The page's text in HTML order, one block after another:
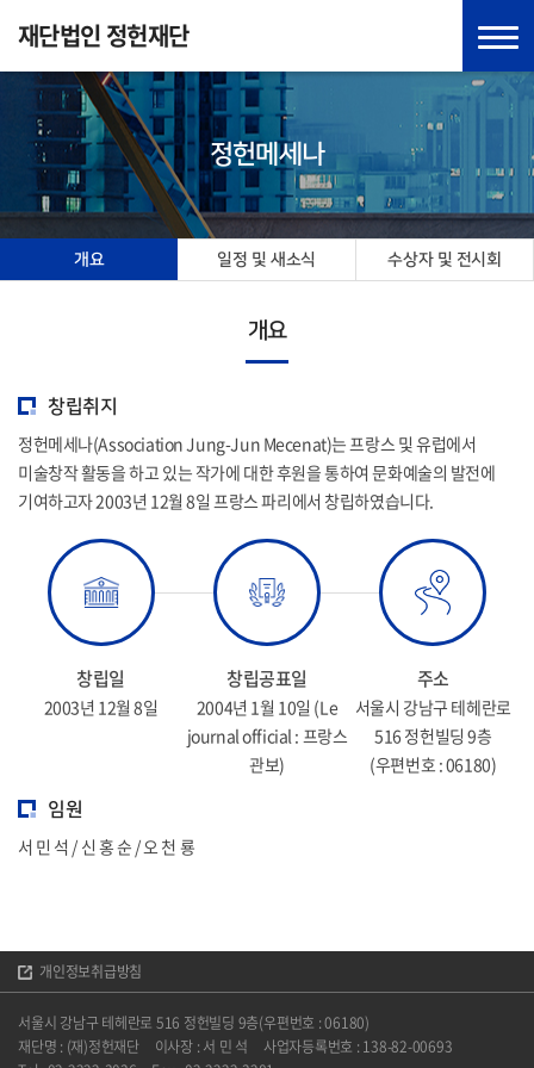
재단법인 정헌재단
정헌메세나
개요 일정 및 새소식 수상자 및 전시회
개요
창립취지
정헌메세나(Association Jung-Jun Mecenat)는 프랑스 및 유럽에서
미술창작 활동을 하고 있는 작가에 대한 후원을 통하여문화예술의 발전에
기여하고자 2003년 12월 8일 프랑스 파리에서 창립하였습니다.
창립일
2003년 12월 8일
창립공표일
2004년 1월 10일 (Le
journal official : 프랑스
관보)
주소
서울시 강남구 테헤란로
516 정헌빌딩 9층
(우편번호 : 06180)
임원
서 민 석 / 신 홍 순 / 오 천 룡
개인정보취급방침
서울시 강남구 테헤란로 516 정헌빌딩 9층(우편번호 : 06180)
재단명 : (재)정헌재단
이사장 : 서 민 석
사업자등록번호 : 138-82-00693